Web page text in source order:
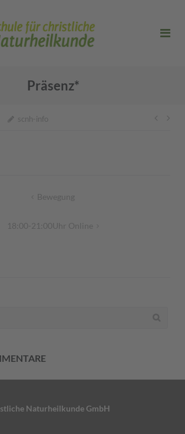
Präsenz*
scnh-info
Bewegung
18:00-21:00Uhr Online
Naturheilkunde GmbH